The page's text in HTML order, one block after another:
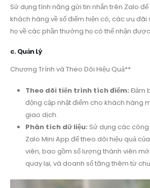
Sử dụng tính năng gửi tin nhắn trên Zalo
khách hàng về số điểm hiện có, các ưu đãi
họ về các phần thưởng họ có thể nhận
c. Quản Lý
Chương Trình và Theo Dõi Hiệu Quả**
Theo dõi tiến trình tích điểm: Đảm
động cập nhật điểm cho khách hàng
giao dịch.
Phân tích dữ liệu: Sử dụng các
Zalo Mini App để theo dõi hiệu quả
viên, bao gồm số lượng thành viên
quay lại, và doanh số tăng thêm từ